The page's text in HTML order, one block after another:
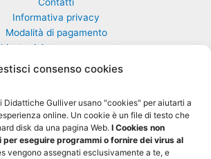
consenso cookies
Didattiche Gulliver usano "cookies" per aiutarti a
online. Un cookie è un file di testo che
disk da una pagina Web. I Cookies non
per eseguire programmi o fornire dei virus al
vengono assegnati esclusivamente a te, e
Informativa privacy
Modalità di pagamento
rivista non pervenuta
una classe di GulliverEdu
Nuovo Gulliver News
Progetto Tre-sei